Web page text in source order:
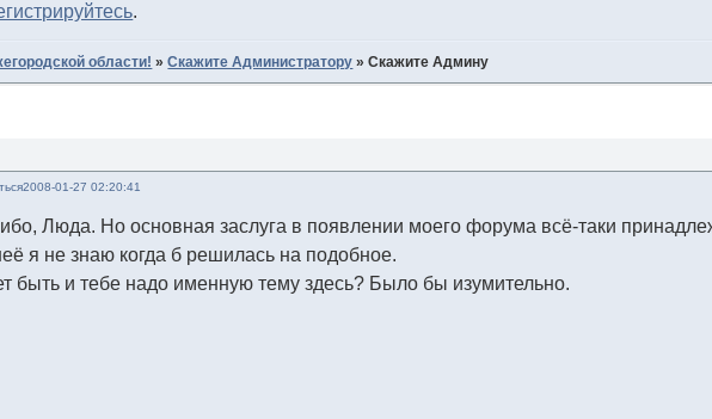
.
области! »Скажите Администратору »Скажите Админу
2008-01-27 02:20:41
Люда. Но основная заслуга в появлении моего форума всё-таки
я не знаю когда б решилась на подобное.
быть и тебе надо именную тему здесь? Было бы изумительно.